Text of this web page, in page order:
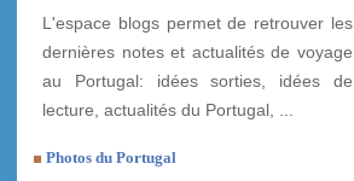
L'espace blogs permet de retrouver les
dernières notes et actualités de voyage
au Portugal: idées sorties, idées de
lecture, actualités du Portugal, ...
Photos du Portugal